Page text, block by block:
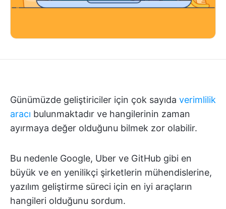
Günümüzde geliştiriciler için çok sayıda verimlilik
aracı bulunmaktadır ve hangilerinin zaman
ayırmaya değer olduğunu bilmek zor olabilir.
Bu nedenle Google, Uber ve GitHub gibi en
büyük ve en yenilikçi şirketlerin mühendislerine,
yazılım geliştirme süreci için en iyi araçların
hangileri olduğunu sordum.